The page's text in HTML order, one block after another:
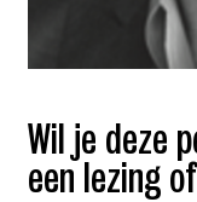
Wil je deze
een lezing